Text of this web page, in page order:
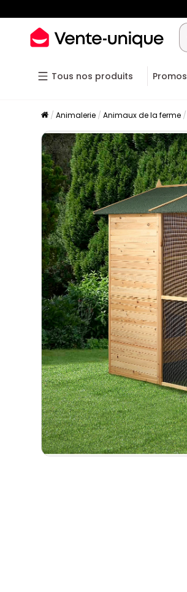
Tous nos produits Promos
Animalerie Animaux de la ferme